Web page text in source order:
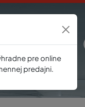
PredajňaKontakt
pre online
predajni.